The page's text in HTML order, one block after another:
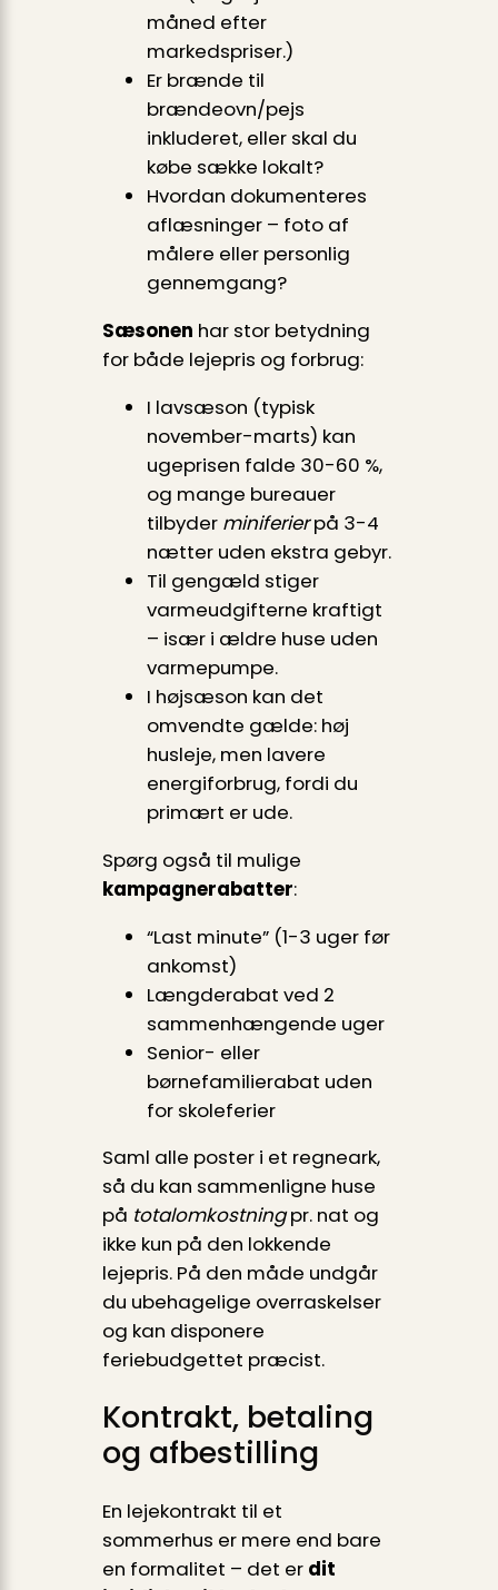
måned efter
markedspriser.)
Er brænde til
brændeovn/pejs
inkluderet, eller skal du
købe sække lokalt?
Hvordan dokumenteres
aflæsninger – foto af
målere eller personlig
gennemgang?
Sæsonen har stor betydning
for både lejepris og forbrug:
I lavsæson (typisk
november-marts) kan
ugeprisen falde 30-60 %,
og mange bureauer
tilbyder miniferierpå 3-4
nætter uden ekstra gebyr.
Til gengæld stiger
varmeudgifterne kraftigt
– især i ældre huse uden
varmepumpe.
I højsæson kan det
omvendte gælde: høj
husleje, men lavere
energi­forbrug, fordi du
primært er ude.
Spørg også til mulige
kampagnerabatter:
“Last minute” (1-3 uger før
ankomst)
Længderabat ved 2
sammenhængende uger
Senior- eller
børnefamilierabat uden
for skoleferier
Saml alle poster i et regneark,
så du kan sammenligne huse
på totalomkostningpr. nat og
ikke kun på den lokkende
lejepris. På den måde undgår
du ubehagelige overraskelser
og kan disponere
feriebudgettet præcist.
Kontrakt, betaling
og afbestilling
En lejekontrakt til et
sommerhus er mere end bare
en formalitet – det er dit